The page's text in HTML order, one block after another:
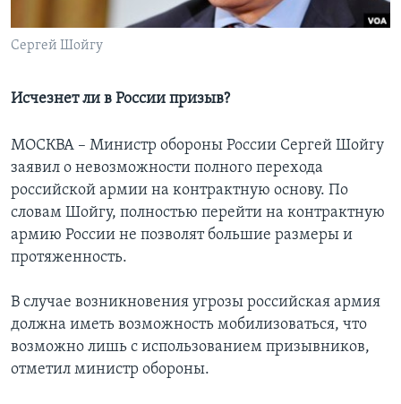
Learning English
Языки
Сергей Шойгу
Исчезнет ли в России призыв?
МОСКВА – Министр обороны России Сергей Шойгу
заявил о невозможности полного перехода
российской армии на контрактную основу. По
словам Шойгу, полностью перейти на контрактную
армию России не позволят большие размеры и
протяженность.
В случае возникновения угрозы российская армия
должна иметь возможность мобилизоваться, что
возможно лишь с использованием призывников,
отметил министр обороны.